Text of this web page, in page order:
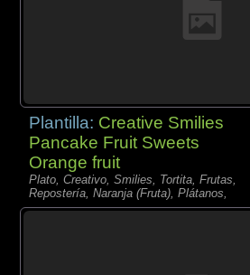
Plantilla: Creative Smilies
Pancake Fruit Sweets
Orange fruit
Plato, Creativo, Smilies, Tortita, Frutas,
Repostería, Naranja (Fruta), Plátanos,